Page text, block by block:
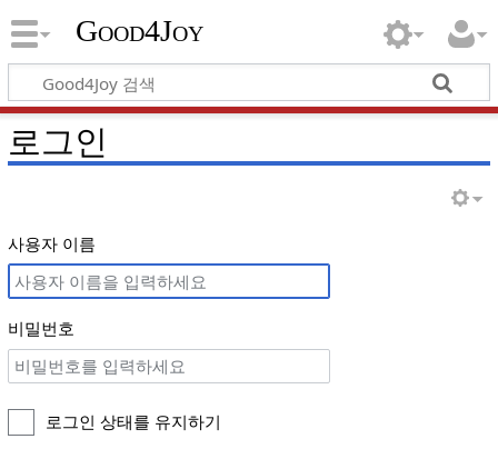
Good4Joy
로그인
사용자 이름
비밀번호
로그인 상태를 유지하기